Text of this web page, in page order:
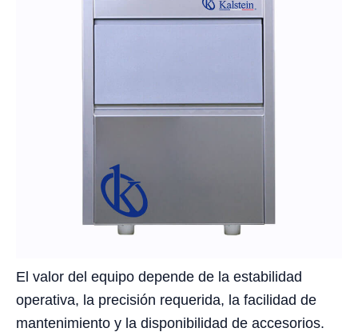
El valor del equipo depende de la estabilidad
operativa, la precisión requerida, la facilidad de
mantenimiento y la disponibilidad de accesorios.